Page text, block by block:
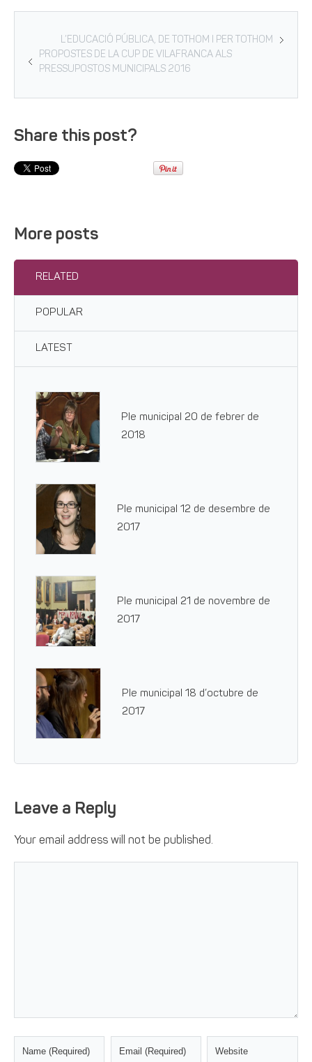
L’EDUCACIÓ PÚBLICA, DE TOTHOM I PER TOTHOM
PROPOSTES DE LA CUP DE VILAFRANCA ALS
PRESSUPOSTOS MUNICIPALS 2016
Share this post?
More posts
RELATED
POPULAR
LATEST
Ple municipal 20 de febrer de
2018
Ple municipal 12 de desembre de
2017
Ple municipal 21 de novembre de
2017
Ple municipal 18 d’octubre de
2017
Leave a Reply
Your email address will not be published.